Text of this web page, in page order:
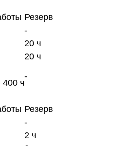
Резерв
-
20 ч
20 ч
-
400 ч
Резерв
-
2 ч